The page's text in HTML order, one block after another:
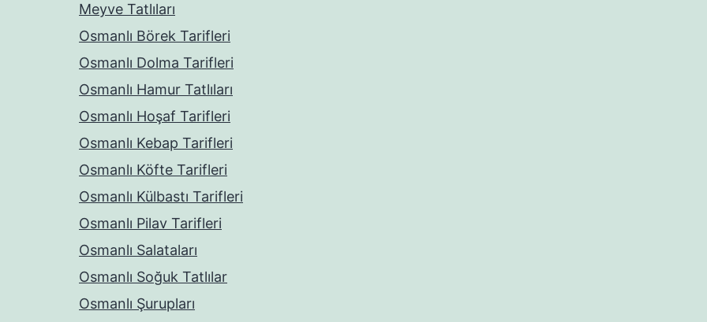
Meyve Tatlıları
Osmanlı Börek Tarifleri
Osmanlı Dolma Tarifleri
Osmanlı Hamur Tatlıları
Osmanlı Hoşaf Tarifleri
Osmanlı Kebap Tarifleri
Osmanlı Köfte Tarifleri
Osmanlı Külbastı Tarifleri
Osmanlı Pilav Tarifleri
Osmanlı Salataları
Osmanlı Soğuk Tatlılar
Osmanlı Şurupları